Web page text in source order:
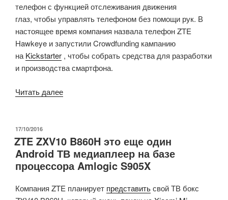
телефон с функцией отслеживания движения
глаз, чтобы управлять телефоном без помощи рук. В
настоящее время компания назвала телефон ZTE
Hawkeye и запустили Crowdfunding кампанию
на Kickstarter , чтобы собрать средства для разработки
и производства смартфона.
Читать далее«Разработанный
ZTE
Hawkeye,
смартфон
Eye-
ОПУБЛИКОВАНО
17/10/2016
ZTE ZXV10 B860H это еще один
Android ТВ медиаплеер на базе
процессора Amlogic S905X
Компания ZTE планирует представитьсвой ТВ бокс